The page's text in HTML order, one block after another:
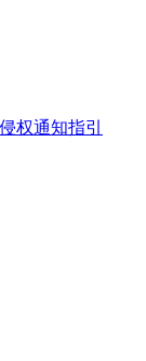
权通知指引